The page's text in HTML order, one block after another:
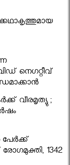
നെഗറ്റീവ്
വീരമൃത്യു ;
1342